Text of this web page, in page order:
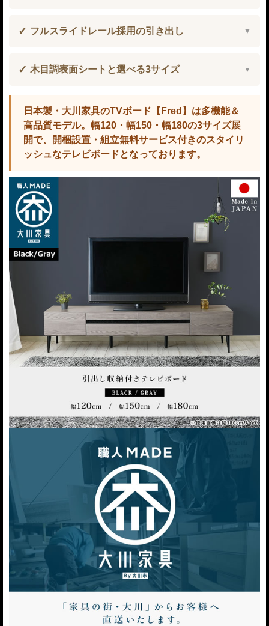
フルスライドレール採用の引き出し
木目調表面シートと選べる3サイズ
日本製・大川家具のTVボード【Fred】は多機能＆
高品質モデル。幅120・幅150・幅180の3サイズ展
開で、開梱設置・組立無料サービス付きのスタイリ
ッシュなテレビボードとなっております。